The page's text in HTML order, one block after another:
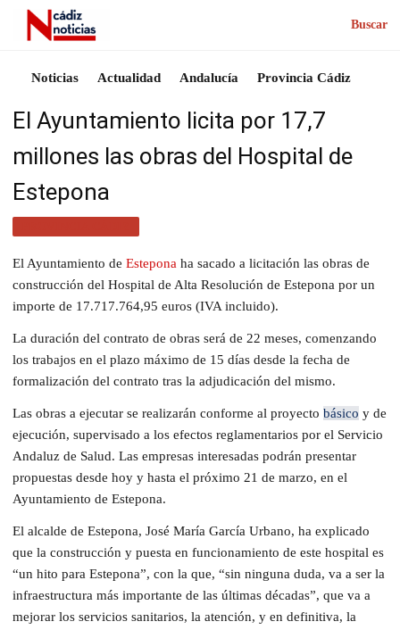
Buscar
Noticias Actualidad Andalucía Provincia Cádiz
El Ayuntamiento licita por 17,7
millones las obras del Hospital de
Estepona
El Ayuntamiento de Estepona ha sacado a licitación las obras de
construcción del Hospital de Alta Resolución de Estepona por un
importe de 17.717.764,95 euros (IVA incluido).
La duración del contrato de obras será de 22 meses, comenzando
los trabajos en el plazo máximo de 15 días desde la fecha de
formalización del contrato tras la adjudicación del mismo.
Las obras a ejecutar se realizarán conforme al proyecto básico y de
ejecución, supervisado a los efectos reglamentarios por el Servicio
Andaluz de Salud. Las empresas interesadas podrán presentar
propuestas desde hoy y hasta el próximo 21 de marzo, en el
Ayuntamiento de Estepona.
El alcalde de Estepona, José María García Urbano, ha explicado
que la construcción y puesta en funcionamiento de este hospital es
“un hito para Estepona”, con la que, “sin ninguna duda, va a ser la
infraestructura más importante de las últimas décadas”, que va a
mejorar los servicios sanitarios, la atención, y en definitiva, la